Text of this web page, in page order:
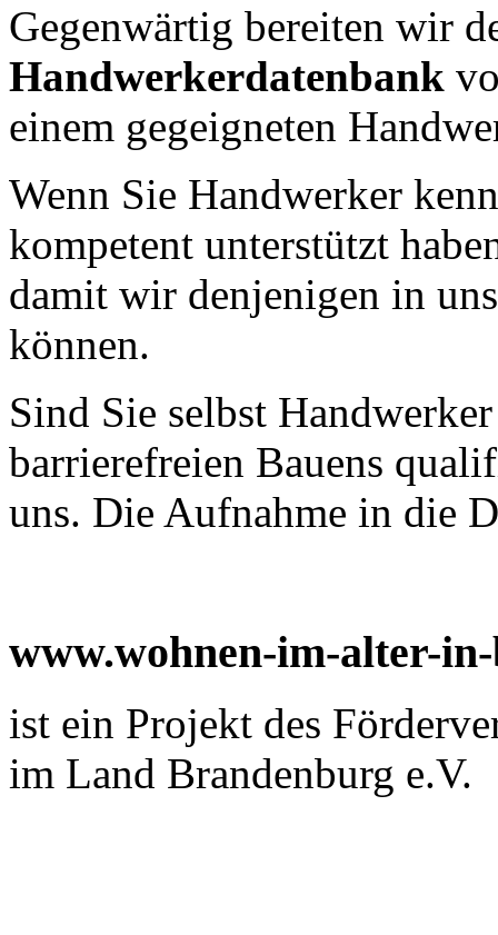
Gegenwärtig bereiten wir
Handwerkerdatenbank
einem gegeigneten
Wenn Sie Handwerker
kompetent unterstützt
damit wir denjenigen in
können.
Sind Sie selbst
barrierefreien Bauens
uns. Die Aufnahme in die
www.wohnen-im-alter-
ist ein Projekt des
im Land Brandenburg e.V.